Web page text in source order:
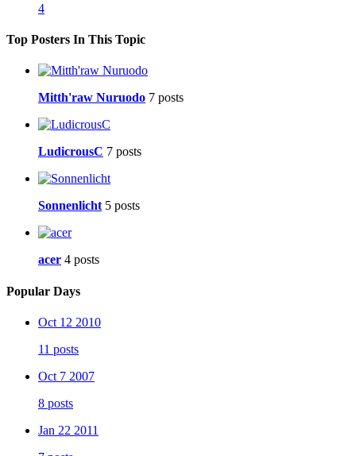
4
Top Posters In This Topic
Mitth'raw Nuruodo 7 posts
LudicrousC 7 posts
Sonnenlicht 5 posts
acer 4 posts
Popular Days
Oct 12 2010
11 posts
Oct 7 2007
8 posts
Jan 22 2011